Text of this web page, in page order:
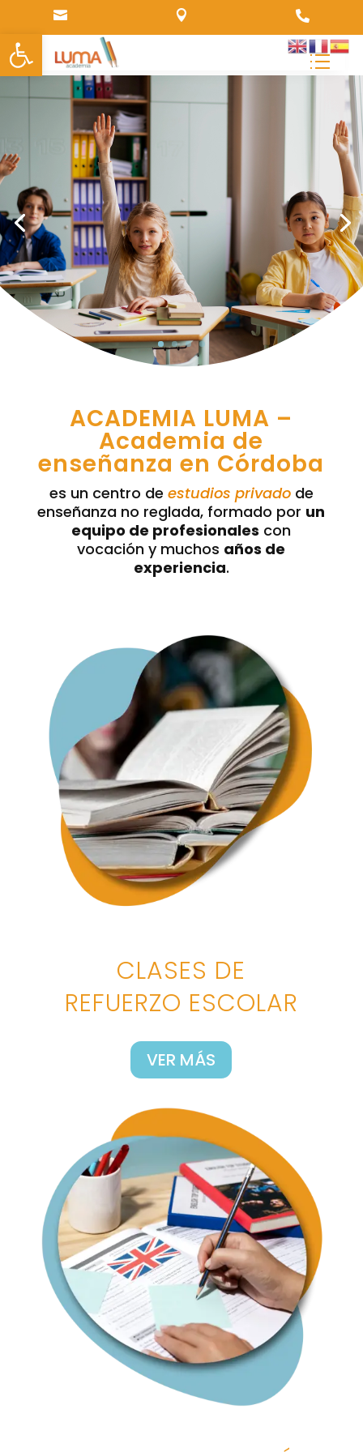
Abrir barra de herramientas
  
ACADEMIA LUMA –
Academia de
enseñanza en Córdoba
es un centro de estudios privadode
enseñanza no reglada, formado por un
equipo de profesionales con
vocación y muchos años de
experiencia.
CLASES DE
REFUERZO ESCOLAR
VER MÁS